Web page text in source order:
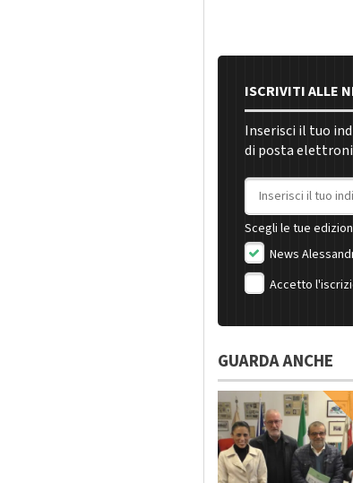
ISCRIVITI ALLE
Inserisci il tuo
di posta
Indirizzo email
Scegli le tue
News
Accetto
GUARDA ANCHE